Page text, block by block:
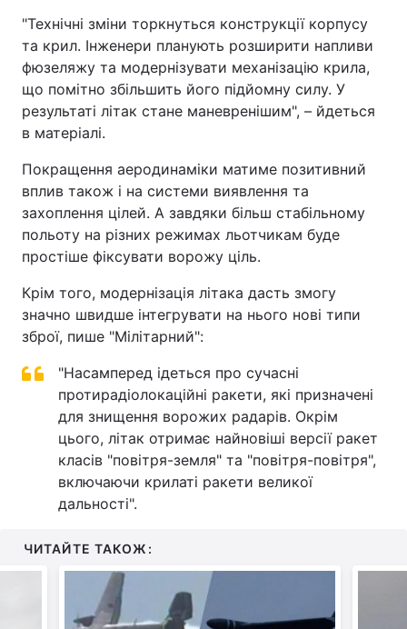
"Технічні зміни торкнуться конструкції корпусу
та крил. Інженери планують розширити напливи
фюзеляжу та модернізувати механізацію крила,
що помітно збільшить його підйомну силу. У
результаті літак стане маневренішим", – йдеться
в матеріалі.
Покращення аеродинаміки матиме позитивний
вплив також і на системи виявлення та
захоплення цілей. А завдяки більш стабільному
польоту на різних режимах льотчикам буде
простіше фіксувати ворожу ціль.
Крім того, модернізація літака дасть змогу
значно швидше інтегрувати на нього нові типи
зброї, пише "Мілітарний":
"Насамперед ідеться про сучасні
протирадіолокаційні ракети, які призначені
для знищення ворожих радарів. Окрім
цього, літак отримає найновіші версії ракет
класів "повітря-земля" та "повітря-повітря",
включаючи крилаті ракети великої
дальності".
ЧИТАЙТЕ ТАКОЖ: